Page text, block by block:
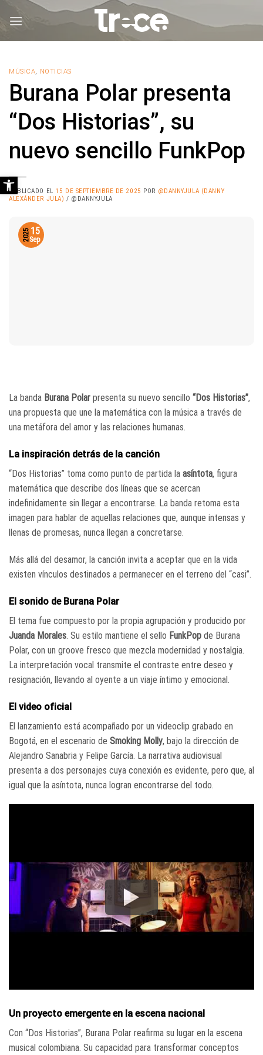
MÚSICA, NOTICIAS
Burana Polar presenta
“Dos Historias”, su
nuevo sencillo FunkPop
PUBLICADO EL 15 DE SEPTIEMBRE DE 2025 POR @DANNYJULA (DANNY
ALEXÁNDER JULA) / @DANNYJULA
15
Sep
2025
La banda Burana Polar presenta su nuevo sencillo “Dos Historias”,
una propuesta que une la matemática con la música a través de
una metáfora del amor y las relaciones humanas.
La inspiración detrás de la canción
“Dos Historias” toma como punto de partida la asíntota, figura
matemática que describe dos líneas que se acercan
indefinidamente sin llegar a encontrarse. La banda retoma esta
imagen para hablar de aquellas relaciones que, aunque intensas y
llenas de promesas, nunca llegan a concretarse.
Más allá del desamor, la canción invita a aceptar que en la vida
existen vínculos destinados a permanecer en el terreno del “casi”.
El sonido de Burana Polar
El tema fue compuesto por la propia agrupación y producido por
Juanda Morales. Su estilo mantiene el sello FunkPop de Burana
Polar, con un groove fresco que mezcla modernidad y nostalgia.
La interpretación vocal transmite el contraste entre deseo y
resignación, llevando al oyente a un viaje íntimo y emocional.
El video oficial
El lanzamiento está acompañado por un videoclip grabado en
Bogotá, en el escenario de Smoking Molly, bajo la dirección de
Alejandro Sanabria y Felipe García. La narrativa audiovisual
presenta a dos personajes cuya conexión es evidente, pero que, al
igual que la asíntota, nunca logran encontrarse del todo.
Un proyecto emergente en la escena nacional
Con “Dos Historias”, Burana Polar reafirma su lugar en la escena
musical colombiana. Su capacidad para transformar conceptos
Abrir barra de herramientas